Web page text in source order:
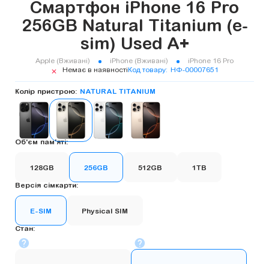
Смартфон iPhone 16 Pro
256GB Natural Titanium (e-
sim) Used A+
Apple (Вживані) iPhone (Вживані)
iPhone 16 Pro
Немає в наявностіКод товару НФ-00007651
Колір пристрою: NATURAL TITANIUM
Об'єм пам'яті:
128GB 256GB 512GB 1TB
Версія сімкарти:
E-SIM Physical SIM
Стан: